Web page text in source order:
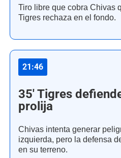
Tiro libre que cobra Chivas
Tigres rechaza en el fondo.
21:46
35' Tigres
prolija
Chivas intenta generar
izquierda, pero la defensa
en su terreno.